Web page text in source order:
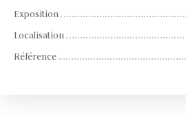
Exposition
Localisation
Référence